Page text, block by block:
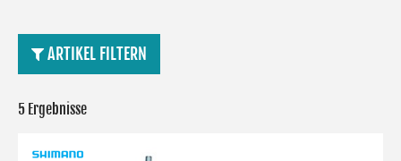
ARTIKEL FILTERN
5 Ergebnisse